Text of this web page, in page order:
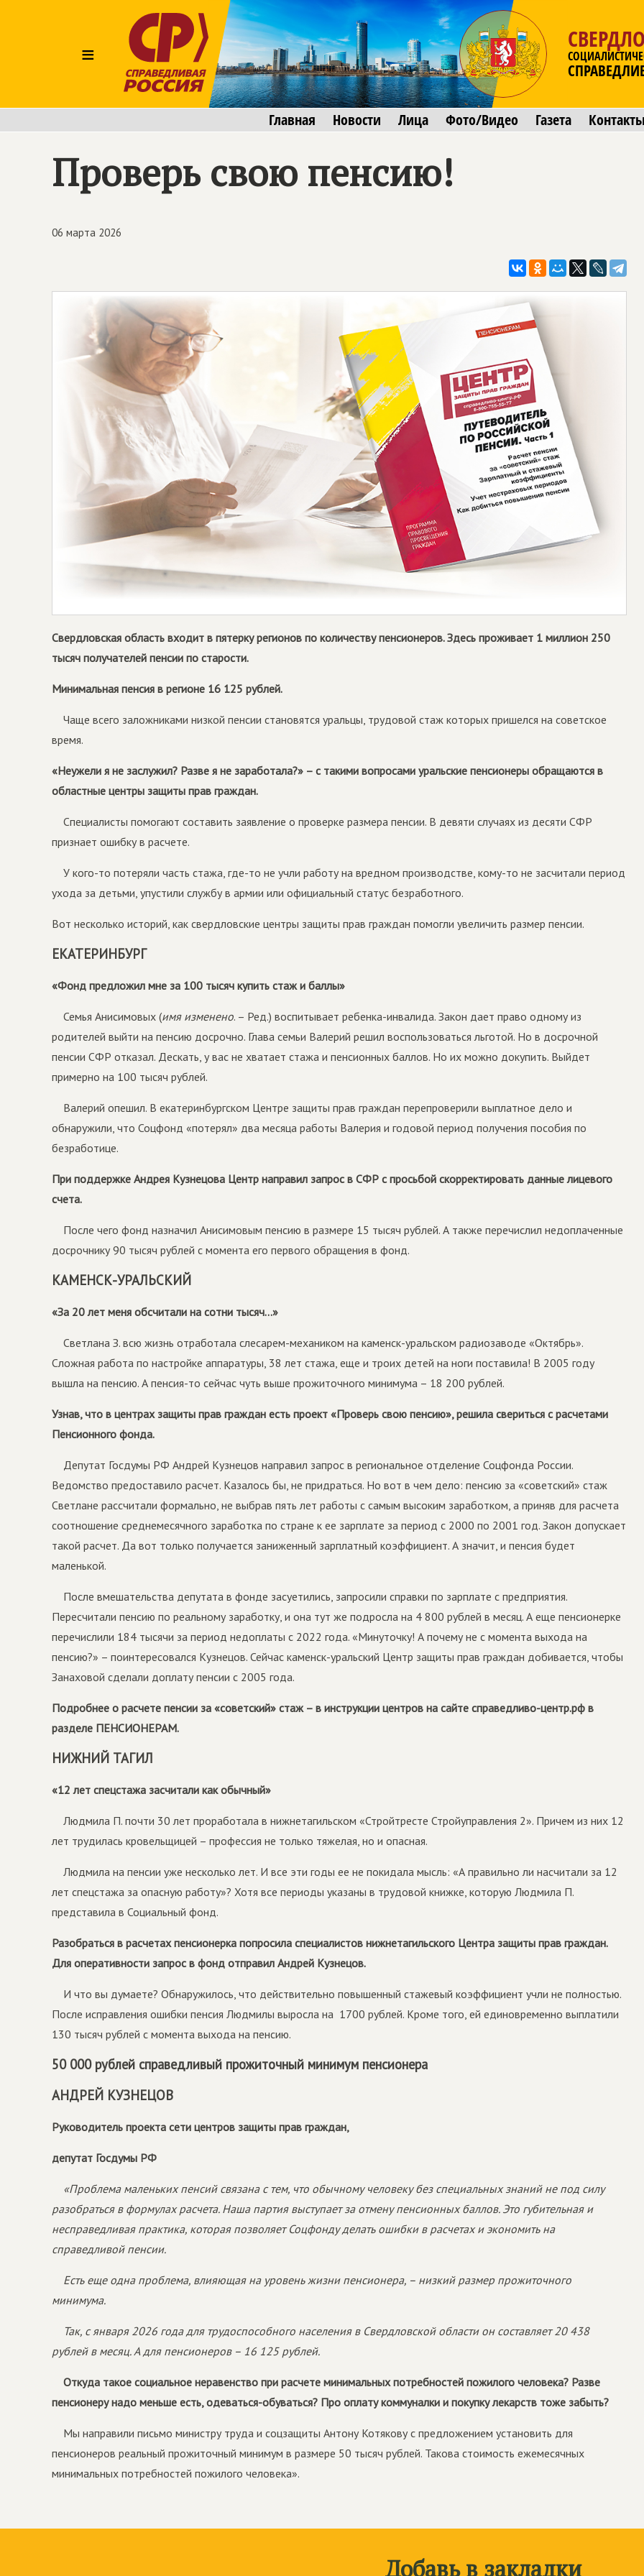
≡
Главная Новости Лица Фото/Видео Газета
Проверь свою пенсию!
06 марта 2026
Свердловская область входит в пятерку регионов по количеству пенсионеров. Здесь проживает 1 миллион 250
тысяч получателей пенсии по старости.
Минимальная пенсия в регионе 16 125 рублей.
Чаще всего заложниками низкой пенсии становятся уральцы, трудовой стаж которых пришелся на советское
время.
«Неужели я не заслужил? Разве я не заработала?» – с такими вопросами уральские пенсионеры обращаются в
областные центры защиты прав граждан.
Специалисты помогают составить заявление о проверке размера пенсии. В девяти случаях из десяти СФР
признает ошибку в расчете.
У кого-то потеряли часть стажа, где-то не учли работу на вредном производстве, кому-то не засчитали период
ухода за детьми, упустили службу в армии или официальный статус безработного.
Вот несколько историй, как свердловские центры защиты прав граждан помогли увеличить размер пенсии.
ЕКАТЕРИНБУРГ
«Фонд предложил мне за 100 тысяч купить стаж и баллы»
Семья Анисимовых (имя изменено. – Ред.) воспитывает ребенка-­инвалида. Закон дает право одному из
родителей выйти на пенсию досрочно. Глава семьи Валерий решил воспользоваться льготой. Но в досрочной
пенсии СФР отказал. Дескать, у вас не хватает стажа и пенсионных баллов. Но их можно докупить. Выйдет
примерно на 100 тысяч рублей.
Валерий опешил. В екатеринбургском Центре защиты прав граждан перепроверили выплатное дело и
обнаружили, что Соцфонд «потерял» два месяца работы Валерия и годовой период получения пособия по
безработице.
При поддержке Андрея Кузнецова Центр направил запрос в СФР с просьбой скорректировать данные лицевого
счета.
После чего фонд назначил Анисимовым пенсию в размере 15 тысяч рублей. А также перечислил недоплаченные
досрочнику 90 тысяч рублей с момента его первого обращения в фонд.
КАМЕНСК-УРАЛЬСКИЙ
«За 20 лет меня обсчитали на сотни тысяч…»
Светлана З. всю жизнь отработала слесарем-­механиком на каменск-уральском радиозаводе «Октябрь».
Сложная работа по настройке аппаратуры, 38 лет стажа, еще и троих детей на ноги поставила! В 2005 году
вышла на пенсию. А пенсия-­то сейчас чуть выше прожиточного минимума – 18 200 рублей.
Узнав, что в центрах защиты прав граждан есть проект «Проверь свою пенсию», решила свериться с расчетами
Пенсионного фонда.
Депутат Госдумы РФ Андрей Кузнецов направил запрос в регио­нальное отделение Соцфонда России.
Ведомство предоставило расчет. Казалось бы, не придраться. Но вот в чем дело: пенсию за «советский» стаж
Светлане рассчитали формально, не выбрав пять лет работы с самым высоким заработком, а приняв для расчета
соотношение среднемесячного заработка по стране к ее зарплате за период с 2000 по 2001 год. Закон допускает
такой расчет. Да вот только получается заниженный зарплатный коэффициент. А значит, и пенсия будет
маленькой.
После вмешательства депутата в фонде засуетились, запросили справки по зарплате с предприятия.
Пересчитали пенсию по реальному заработку, и она тут же подросла на 4 800 рублей в месяц. А еще пенсионерке
перечислили 184 тысячи за период недоплаты с 2022 года. «Минуточку! А почему не с момента выхода на
пенсию?» – поинтересовался Кузнецов. Сейчас каменск-уральский Центр защиты прав граждан добивается, чтобы
Занаховой сделали доплату пенсии с 2005 года.
Подробнее о расчете пенсии за «советский» стаж – в инструкции центров на сайте справедливо-центр.рф в
разделе ПЕНСИОНЕРАМ.
НИЖНИЙ ТАГИЛ
«12 лет спецстажа засчитали как обычный»
Людмила П. почти 30 лет проработала в нижнетагильском «Стройтресте Стройуправления 2». Причем из них 12
лет трудилась кровельщицей – профессия не только тяжелая, но и опасная.
Людмила на пенсии уже несколько лет. И все эти годы ее не покидала мысль: «А правильно ли насчитали за 12
лет спецстажа за опасную работу»? Хотя все периоды указаны в трудовой книжке, которую Людмила П.
представила в Социальный фонд.
Разобраться в расчетах пенсионерка попросила специалистов нижнетагильского Центра защиты прав граждан.
Для оперативности запрос в фонд отправил Андрей Кузнецов.
И что вы думаете? Обнаружилось, что действительно повышенный стажевый коэффициент учли не полностью.
После исправления ошибки пенсия Людмилы выросла на 1700 рублей. Кроме того, ей единовременно выплатили
130 тысяч рублей с момента выхода на пенсию.
50 000 рублей справедливый прожиточный минимум пенсионера
АНДРЕЙ КУЗНЕЦОВ
Руководитель проекта сети центров защиты прав граждан,
депутат Госдумы РФ
«Проблема маленьких пенсий связана с тем, что обычному человеку без специальных знаний не под силу
разобраться в формулах расчета. Наша партия выступает за отмену пенсионных баллов. Это губительная и
несправедливая практика, которая позволяет Соцфонду делать ошибки в расчетах и экономить на
справедливой пенсии.
Есть еще одна проблема, влияющая на уровень жизни пенсионера, – низкий размер прожиточного
минимума.
Так, с января 2026 года для трудоспособного населения в Свердловской области он составляет 20 438
рублей в месяц. А для пенсионеров – 16 125 рублей.
Откуда такое социальное неравенство при расчете минимальных потребностей пожилого человека? Разве
пенсионеру надо меньше есть, одеваться-обуваться? Про оплату коммуналки и покупку лекарств тоже забыть?
Мы направили письмо министру труда и соцзащиты Антону Котякову с предложением установить для
пенсионеров реальный прожиточный минимум в размере 50 тысяч рублей. Такова стоимость ежемесячных
минимальных потребностей пожилого человека».
Добавь в закладки